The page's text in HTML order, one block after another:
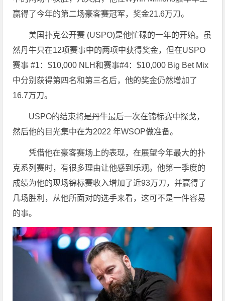
赢得了今年的第二场豪客赛冠军，奖金21.6万刀。
美国扑克公开赛 (USPO)是他忙碌的一年的开始。虽
然丹牛只在12项赛事中的两项中获得奖金，但在USPO
赛事 #1：$10,000 NLH和赛事#4：$10,000 Big Bet Mix
中分别获得第四名和第三名后，他的奖金仍然增加了
16.7万刀。
USPO的结束将是丹牛最后一次在锦标赛中探戈，
然后他的目光集中在为2022 年WSOP做准备。
凭借他在豪客赛场上的表现，在展望今年最大的扑
克系列赛时，有很多理由让他感到乐观。他第一季度的
成绩为他的现场锦标赛收入增加了近93万刀，并赢得了
几场胜利，从他所面对的选手来看，这可不是一件容易
的事。